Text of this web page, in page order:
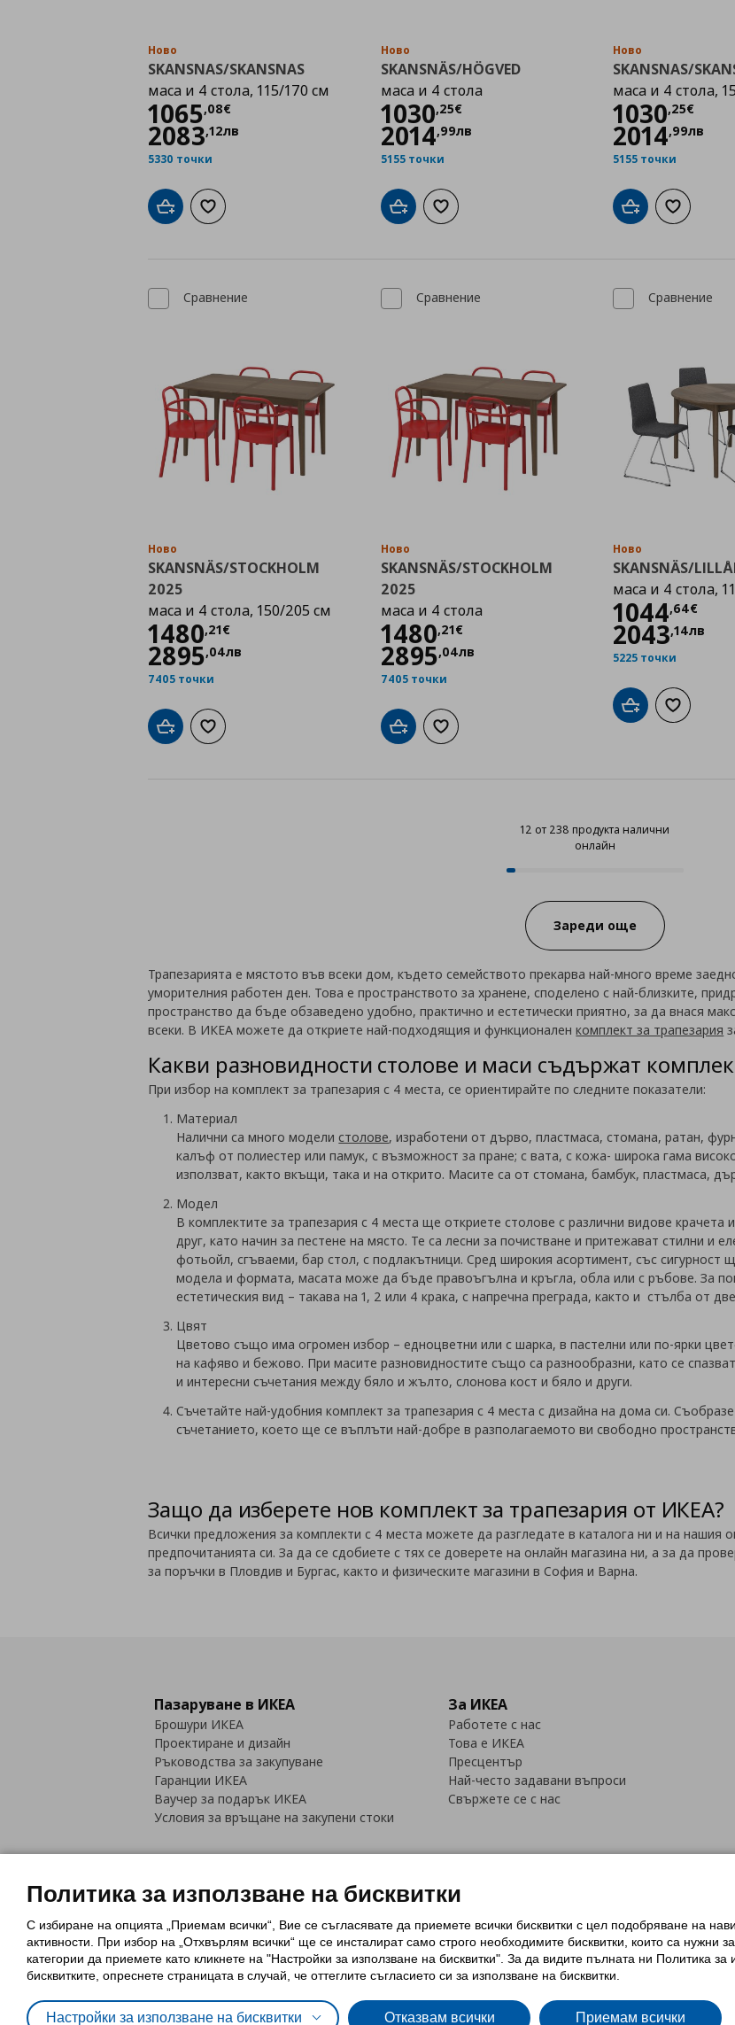
Ново
SKANSNAS/SKANSNAS
маса и 4 стола, 115/170 см
1065,08€
Цена1065,08 €
2083,12лв
5330 точки
Добави в кошницата
Добави към списъка с любими
Ново
SKANSNÄS/HÖGVED
маса и 4 стола
1030,25€
Цена1030,25 €
2014,99лв
5155 точки
Добави в кошницата
Добави към списъка с любими
Ново
SKANSNAS/
маса и 4 стола,
1030,25€
Цена
2014,99лв
5155 точки
Добави вДобави
Сравнение
Ново
SKANSNÄS/STOCKHOLM
2025
маса и 4 стола, 150/205 см
1480,21€
Цена1480,21 €
2895,04лв
7405 точки
Добави в кошницата
Добави към списъка с любими
Сравнение
Ново
SKANSNÄS/STOCKHOLM
2025
маса и 4 стола
1480,21€
Цена1480,21 €
2895,04лв
7405 точки
Добави в кошницата
Добави към списъка с любими
Сравнение
Ново
SKANSNÄS/
маса и 4 стола,
1044,64€
Цена
2043,14лв
5225 точки
Добави вДобави
12 от 238 продукта налични
онлайн
12 от 238 продукта
Progress:
Зареди още
Трапезарията е мястото във всеки дом, където семейството прекарва най-много време
уморителния работен ден. Това е пространството за хранене, споделено с най-близките,
пространство да бъде обзаведено удобно, практично и естетически приятно, за да внася
всеки. В ИКЕА можете да откриете най-подходящия и функционаленкомплект за трапезария
Какви разновидности столове и маси съдържат
При избор на комплект за трапезария с 4 места, се ориентирайте по следните показатели:
Материал
Налични са много моделистолове, изработени от дърво, пластмаса, стомана, ратан,
калъф от полиестер или памук, с възможност за пране; с вата, с кожа- широка гама
използват, както вкъщи, така и на открито. Масите са от стомана, бамбук, пластмаса,
Модел
В комплектите за трапезария с 4 места ще откриете столове с различни видове крачета
друг, като начин за пестене на място. Те са лесни за почистване и притежават стилни и
фотьойл, сгъваеми, бар стол, с подлакътници. Сред широкия асортимент, със сигурност
модела и формата, масата може да бъде правоъгълна и кръгла, обла или с ръбове. За
естетическия вид – такава на 1, 2 или 4 крака, с напречна преграда, както и стълба от
Цвят
Цветово също има огромен избор – едноцветни или с шарка, в пастелни или по-ярки
на кафяво и бежово. При масите разновидностите също са разнообразни, като се
и интересни съчетания между бяло и жълто, слонова кост и бяло и други.
Съчетайте най-удобния комплект за трапезария с 4 места с дизайна на дома си.
съчетанието, което ще се въплъти най-добре в разполагаемото ви свободно
Защо да изберете нов комплект за трапезария от ИКЕА?
Всички предложения за комплекти с 4 места можете да разгледате в каталога ни и на нашия
предпочитанията си. За да се сдобиете с тях се доверете на онлайн магазина ни, а за да
за поръчки в Пловдив и Бургас, както и физическите магазини в София и Варна.
Пазаруване в ИКЕА
Брошури ИКЕА
Проектиране и дизайн
Ръководства за закупуване
Гаранции ИКЕА
Ваучер за подарък ИКЕА
Условия за връщане на закупени стоки
За ИКЕА
Работете с нас
Това е ИКЕА
Пресцентър
Най-често задавани въпроси
Свържете се с нас
Политика за използване на бисквитки (Cookies)Избор на настройки за използване на бисквитки
Обща политика за личните данни
Политика за защита на личните данни на ikea.bg
Общи условия
Политика за защита на лични данни на програма IKEA Family
Политика за използване на бисквитки
С избиране на опцията „Приемам всички“, Вие се съгласявате да приемете всички бисквитки с цел подобряване на
активности. При избор на „Отхвърлям всички“ ще се инсталират само строго необходимитe бисквитки, които са
категории да приемете като кликнете на "Настройки за използване на бисквитки". За да видите пълната ни Политика
бисквитките, опреснете страницата в случай, че оттеглите съгласието си за използване на бисквитки.
Настройки за използване на бисквитки Отказвам всички Приемам всички